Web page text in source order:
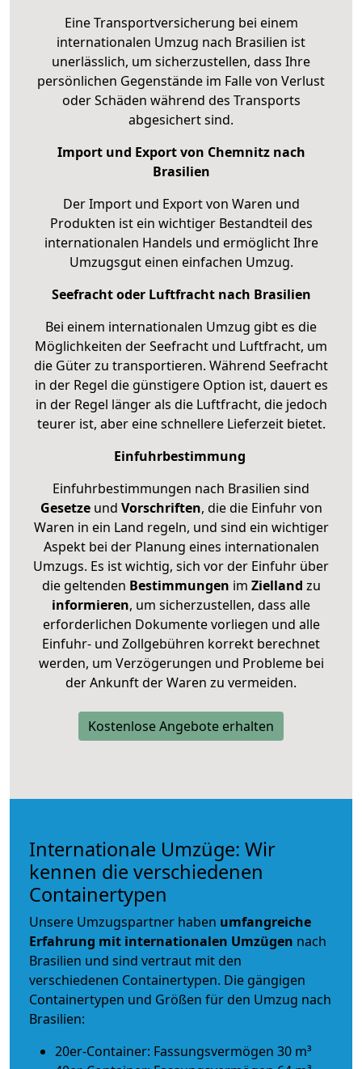
Eine Transportversicherung bei einem
internationalen Umzug nach Brasilien ist
unerlässlich, um sicherzustellen, dass Ihre
persönlichen Gegenstände im Falle von Verlust
oder Schäden während des Transports
abgesichert sind.
Import und Export von Chemnitz nach
Brasilien
Der Import und Export von Waren und
Produkten ist ein wichtiger Bestandteil des
internationalen Handels und ermöglicht Ihre
Umzugsgut einen einfachen Umzug.
Seefracht oder Luftfracht nach Brasilien
Bei einem internationalen Umzug gibt es die
Möglichkeiten der Seefracht und Luftfracht, um
die Güter zu transportieren. Während Seefracht
in der Regel die günstigere Option ist, dauert es
in der Regel länger als die Luftfracht, die jedoch
teurer ist, aber eine schnellere Lieferzeit bietet.
Einfuhrbestimmung
Einfuhrbestimmungen nach Brasilien sind
Gesetzeund Vorschriften, die die Einfuhr von
Waren in ein Land regeln, und sind ein wichtiger
Aspekt bei der Planung eines internationalen
Umzugs. Es ist wichtig, sich vor der Einfuhr über
die geltenden Bestimmungen im Zielland zu
informieren, um sicherzustellen, dass alle
erforderlichen Dokumente vorliegen und alle
Einfuhr- und Zollgebühren korrekt berechnet
werden, um Verzögerungen und Probleme bei
der Ankunft der Waren zu vermeiden.
Kostenlose Angebote erhalten
Internationale Umzüge: Wir
kennen die verschiedenen
Containertypen
Unsere Umzugspartner haben umfangreiche
Erfahrung mit internationalen Umzügen nach
Brasilien und sind vertraut mit den
verschiedenen Containertypen. Die gängigen
Containertypen und Größen für den Umzug nach
Brasilien:
20er-Container: Fassungsvermögen 30 m³